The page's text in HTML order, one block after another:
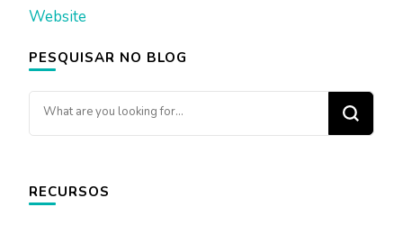
Website
PESQUISAR NO BLOG
Looking
RECURSOS